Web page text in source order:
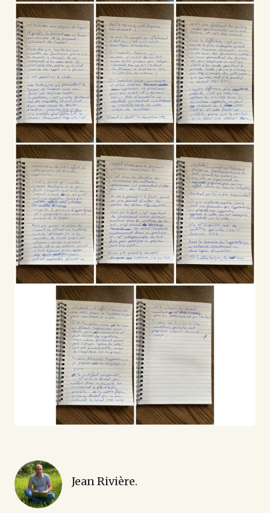
Jean Rivière.